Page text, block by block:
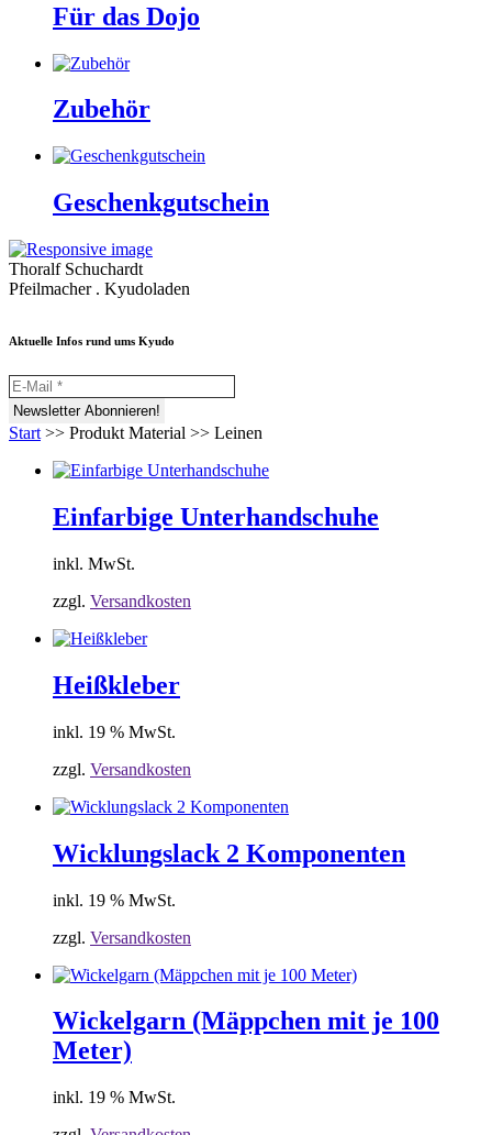
Für das Dojo
Zubehör
Geschenkgutschein
Thoralf Schuchardt
Pfeilmacher . Kyudoladen
Aktuelle Infos rund ums Kyudo
Start >> Produkt Material >> Leinen
Einfarbige Unterhandschuhe
inkl. MwSt.
zzgl. Versandkosten
Heißkleber
inkl. 19 % MwSt.
zzgl. Versandkosten
Wicklungslack 2 Komponenten
inkl. 19 % MwSt.
zzgl. Versandkosten
Wickelgarn (Mäppchen mit je 100
Meter)
inkl. 19 % MwSt.